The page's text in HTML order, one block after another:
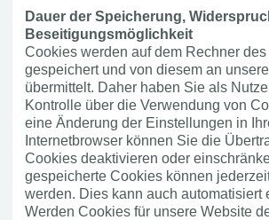
Dauer der Speicherung,
Beseitigungsmöglichkeit
Cookies werden auf dem Rechner
gespeichert und von diesem an
übermittelt. Daher haben Sie als
Kontrolle über die Verwendung von
eine Änderung der Einstellungen in
Internetbrowser können Sie die
Cookies deaktivieren oder
gespeicherte Cookies können
werden. Dies kann auch automatisiert
Werden Cookies für unsere Website